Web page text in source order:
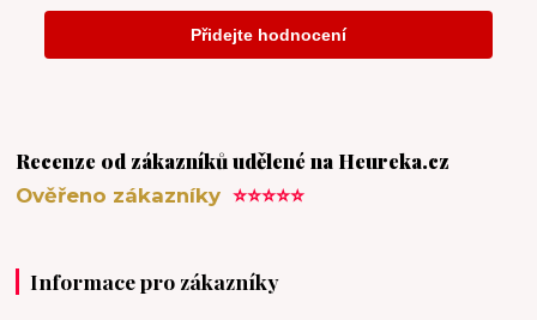
Recenze od zákazníků udělené na Heureka.cz
Ověřeno zákazníky⭐⭐⭐⭐⭐
Informace pro zákazníky